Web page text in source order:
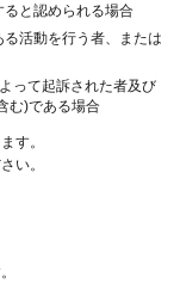
と認められる場合
活動を行う者、または
って起訴された者及び
む)である場合
す。
さい。